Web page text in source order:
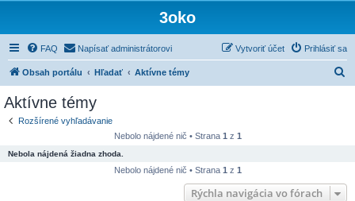
3oko
FAQ Napísať administrátorovi Prihlásiť sa
Vytvoriť účet
Obsah portálu Hľadať Aktívne témy
Aktívne témy
Rozšírené vyhľadávanie
Nebolo nájdené nič • Strana 1 z 1
Nebola nájdená žiadna zhoda.
Nebolo nájdené nič • Strana 1 z 1
Rýchla navigácia vo fórach